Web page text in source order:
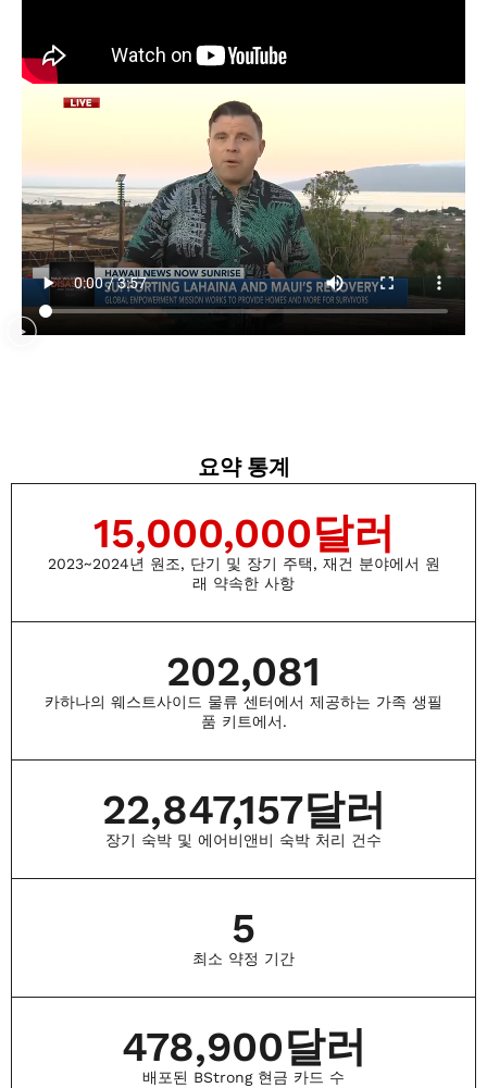
직무를 기재해 주시
한 가족, 한 지역사회,
한 번의 복구씩, 더 강
하고 회복력 있는 하
와이를 함께 만들어
갑시다.
158 0
요약 통계
2023~2024년 원조, 단기 및 장기 주택, 재건 분야에서 원
래 약속한 사항
15,000,000달러
카하나의 웨스트사이드 물류 센터에서 제공하는 가족 생필
품 키트에서.
202,081
장기 숙박 및 에어비앤비 숙박 처리 건수
22,847,157달러
최소 약정 기간
5
배포된 BStrong 현금 카드 수
478,900달러